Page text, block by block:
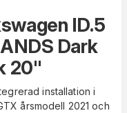
ID.5
Dark
20"
installation i
årsmodell 2021 och